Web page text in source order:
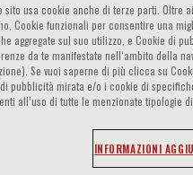
sito usa cookie anche di terze parti. Oltre
Cookie funzionali per consentire una
aggregate sul suo utilizzo, e Cookie di
da te manifestate nell‘ambito della
Se vuoi saperne di più clicca su
pubblicità mirata e/o i cookie di specifiche
all’uso di tutte le menzionate tipologie
INFORMAZIONI